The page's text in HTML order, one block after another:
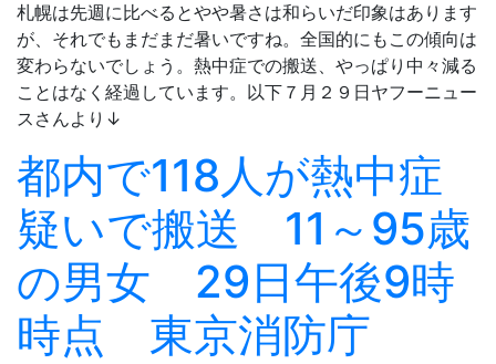
札幌は先週に比べるとやや暑さは和らいだ印象はあります
が、それでもまだまだ暑いですね。全国的にもこの傾向は
変わらないでしょう。熱中症での搬送、やっぱり中々減る
ことはなく経過しています。以下７月２９日ヤフーニュー
スさんより↓
都内で118人が熱中症
疑いで搬送 11～95歳
の男女 29日午後9時
時点 東京消防庁